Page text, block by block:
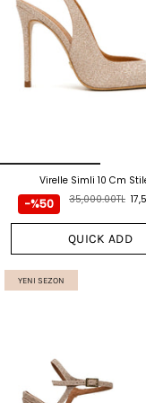
Virelle Simli 10 Cm
35,000.00TL
-%50
QUICK ADD
YENI SEZON